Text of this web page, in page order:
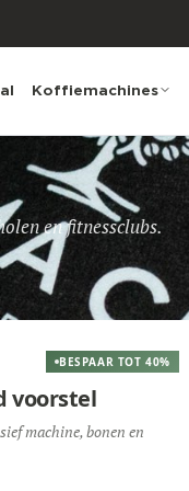
Koffiemachines
en fitnessclubs.
BESPAAR TOT 40%
voorstel
machine, bonen en